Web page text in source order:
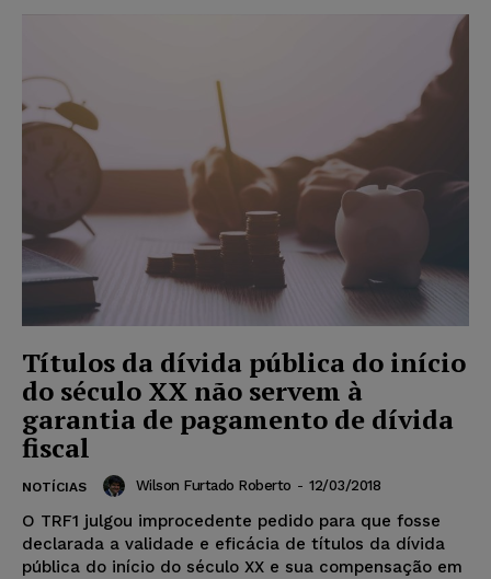
Títulos da dívida pública do início
do século XX não servem à
garantia de pagamento de dívida
fiscal
NOTÍCIAS Wilson Furtado Roberto - 12/03/2018
O TRF1 julgou improcedente pedido para que fosse
declarada a validade e eficácia de títulos da dívida
pública do início do século XX e sua compensação em